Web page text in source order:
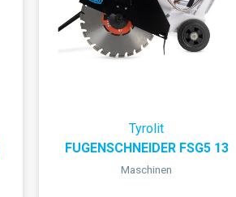
Tyrolit
FUGENSCHNEIDER FSG5 13
Maschinen